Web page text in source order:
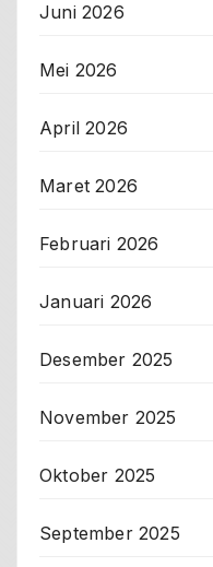
Juni 2026
Mei 2026
April 2026
Maret 2026
Februari 2026
Januari 2026
Desember 2025
November 2025
Oktober 2025
September 2025